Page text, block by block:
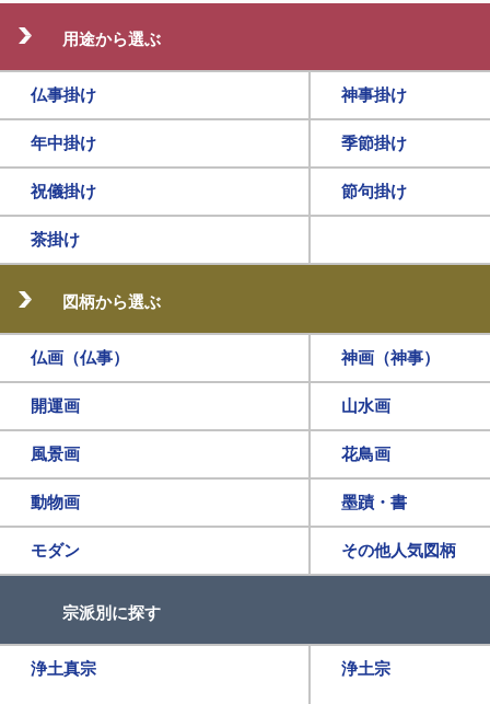
用途から選ぶ
仏事掛け 神事掛け
年中掛け 季節掛け
祝儀掛け 節句掛け
茶掛け
図柄から選ぶ
仏画（仏事） 神画（神事）
開運画 山水画
風景画 花鳥画
動物画 墨蹟・書
モダン その他人気図柄
宗派別に探す
浄土真宗 浄土宗